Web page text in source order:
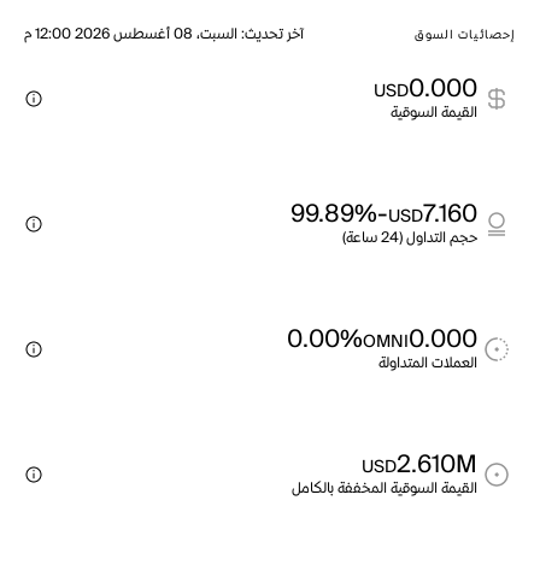
إحصائيات السوق آخر تحديث:السبت، 08 أغسطس 2026 12:00 م
0.000
USD
القيمة السوقية
7.160
USD
-99.89%
حجم التداول (24 ساعة)
0.000
OMNI
0.00%
العملات المتداولة
2.610M
USD
القيمة السوقية المخففة بالكامل